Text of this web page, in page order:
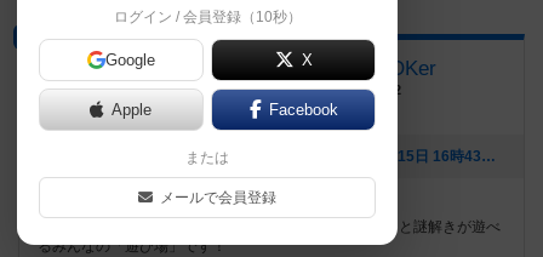
ボードゲームカフェ
ﾎﾞｰﾄﾞｹﾞｰﾑ＆謎解き AsoVIVA JOKer
茨城県土浦市川口1-3-130 モール505 D-302
[NEW] 2025年 5周年記念イベント開催！（2025年01月15日 16時43分）
遊べるボードゲーム
687個
JR土浦駅より徒歩5分！全国でも珍しい、ボードゲームと謎解きが遊べ
るみんなの「遊び場」です！
ログイン / 会員登録（10秒）
Google X
Apple Facebook
または
メールで会員登録